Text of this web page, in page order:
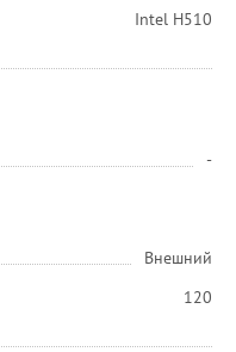
Intel H510
-
Внешний
120